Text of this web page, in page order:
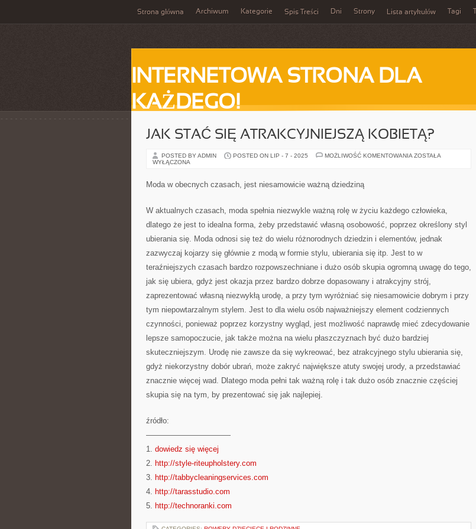
Strona główna Archiwum Kategorie Spis Treści Dni Strony Lista artykułów Tagi
INTERNETOWA STRONA DLA
KAŻDEGO!
JAK STAĆ SIĘ ATRAKCYJNIEJSZĄ KOBIETĄ?
POSTED BY ADMIN POSTED ON LIP - 7 - 2025 MOŻLIWOŚĆ KOMENTOWANIA JAK
ZOSTAŁA
WYŁĄCZONA
Moda w obecnych czasach, jest niesamowicie ważną dziedziną
W aktualnych czasach, moda spełnia niezwykle ważną rolę w życiu każdego człowieka,
dlatego że jest to idealna forma, żeby przedstawić własną osobowość, poprzez określony styl
ubierania się. Moda odnosi się też do wielu różnorodnych dziedzin i elementów, jednak
zazwyczaj kojarzy się głównie z modą w formie stylu, ubierania się itp. Jest to w
teraźniejszych czasach bardzo rozpowszechniane i dużo osób skupia ogromną uwagę do tego,
jak się ubiera, gdyż jest okazja przez bardzo dobrze dopasowany i atrakcyjny strój,
zaprezentować własną niezwykłą urodę, a przy tym wyróżniać się niesamowicie dobrym i przy
tym niepowtarzalnym stylem. Jest to dla wielu osób najważniejszy element codziennych
czynności, ponieważ poprzez korzystny wygląd, jest możliwość naprawdę mieć zdecydowanie
lepsze samopoczucie, jak także można na wielu płaszczyznach być dużo bardziej
skuteczniejszym. Urodę nie zawsze da się wykreować, bez atrakcyjnego stylu ubierania się,
gdyż niekorzystny dobór ubrań, może zakryć największe atuty swojej urody, a przedstawiać
znacznie więcej wad. Dlatego moda pełni tak ważną rolę i tak dużo osób znacznie częściej
skupia się na tym, by prezentować się jak najlepiej.
źródło:
———————————
1. dowiedz się więcej
2. http://style-riteupholstery.com
3. http://tabbycleaningservices.com
4. http://tarasstudio.com
5. http://technoranki.com